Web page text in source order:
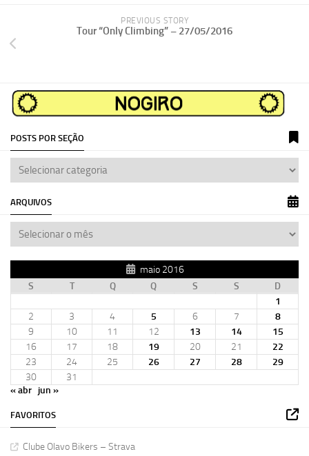
PREVIOUS STORY
Tour “Only Climbing” – 27/05/2016
POSTS POR SEÇÃO
ARQUIVOS
maio 2016
S
T Q Q S S
D
1
2
3 4 5 6 7
8
9
10 11 12 13 14
15
16
17 18 19 20 21
22
23
24 25 26 27 28
29
30
31
« abr jun »
FAVORITOS
Clube Olavo Bikers – Strava